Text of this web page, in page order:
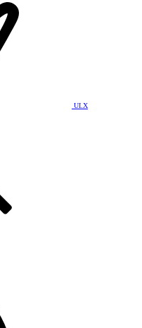
UI.X